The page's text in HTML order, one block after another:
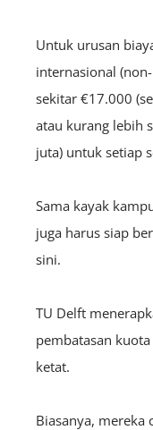
Untuk urusan
internasional
sekitar €17.000
atau kurang lebih
juta) untuk setiap
Sama kayak
juga harus siap
sini.
TU Delft
pembatasan
ketat.
Biasanya,